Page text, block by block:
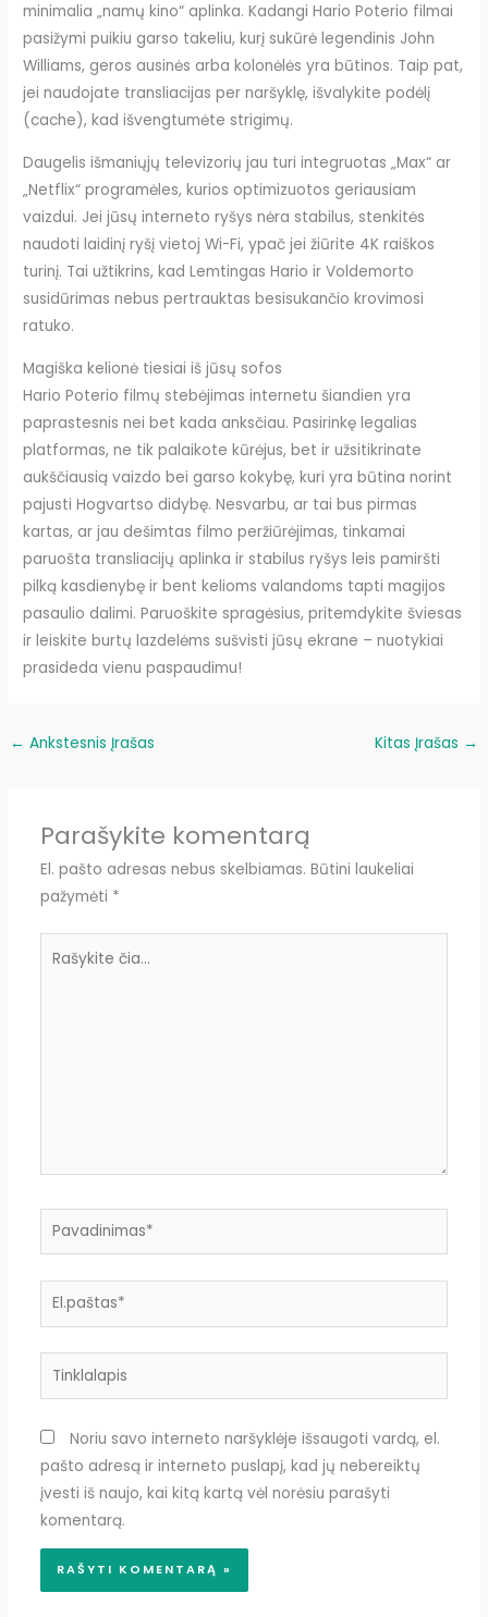
minimalia „namų kino“ aplinka. Kadangi Hario Poterio filmai
pasižymi puikiu garso takeliu, kurį sukūrė legendinis John
Williams, geros ausinės arba kolonėlės yra būtinos. Taip pat,
jei naudojate transliacijas per naršyklę, išvalykite podėlį
(cache), kad išvengtumėte strigimų.
Daugelis išmaniųjų televizorių jau turi integruotas „Max“ ar
„Netflix“ programėles, kurios optimizuotos geriausiam
vaizdui. Jei jūsų interneto ryšys nėra stabilus, stenkitės
naudoti laidinį ryšį vietoj Wi-Fi, ypač jei žiūrite 4K raiškos
turinį. Tai užtikrins, kad Lemtingas Hario ir Voldemorto
susidūrimas nebus pertrauktas besisukančio krovimosi
ratuko.
Magiška kelionė tiesiai iš jūsų sofos
Hario Poterio filmų stebėjimas internetu šiandien yra
paprastesnis nei bet kada anksčiau. Pasirinkę legalias
platformas, ne tik palaikote kūrėjus, bet ir užsitikrinate
aukščiausią vaizdo bei garso kokybę, kuri yra būtina norint
pajusti Hogvartso didybę. Nesvarbu, ar tai bus pirmas
kartas, ar jau dešimtas filmo peržiūrėjimas, tinkamai
paruošta transliacijų aplinka ir stabilus ryšys leis pamiršti
pilką kasdienybę ir bent kelioms valandoms tapti magijos
pasaulio dalimi. Paruoškite spragėsius, pritemdykite šviesas
ir leiskite burtų lazdelėms sušvisti jūsų ekrane – nuotykiai
prasideda vienu paspaudimu!
← Ankstesnis Įrašas Kitas Įrašas →
Parašykite komentarą
El. pašto adresas nebus skelbiamas. Būtini laukeliai
pažymėti *
Pavadinimas*
El.paštas*
Tinklalapis
Noriu savo interneto naršyklėje išsaugoti vardą, el.
pašto adresą ir interneto puslapį, kad jų nebereiktų
įvesti iš naujo, kai kitą kartą vėl norėsiu parašyti
komentarą.